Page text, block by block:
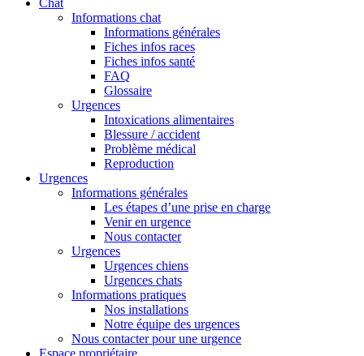
Chat
Informations chat
Informations générales
Fiches infos races
Fiches infos santé
FAQ
Glossaire
Urgences
Intoxications alimentaires
Blessure / accident
Problème médical
Reproduction
Urgences
Informations générales
Les étapes d’une prise en charge
Venir en urgence
Nous contacter
Urgences
Urgences chiens
Urgences chats
Informations pratiques
Nos installations
Notre équipe des urgences
Nous contacter pour une urgence
Espace propriétaire